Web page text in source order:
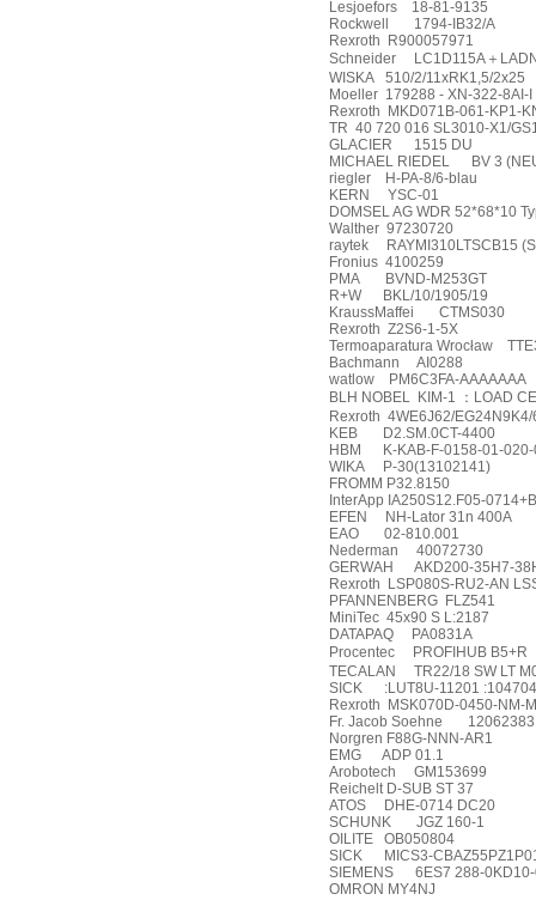
Lesjoefors
18-81-9135
Rockwell
1794-IB32/A
Rexroth
R900057971
Schneider
LC1D115A ＋
WISKA
510/2/11xRK1,5/2x25
Moeller 179288 - XN-322-8AI-I
Rexroth
MKD071B-061-KP1-
TR 40 720 016 SL3010-X1/
GLACIER
1515 DU
MICHAEL RIEDEL
BV 3
riegler
H-PA-8/6-blau
KERN
YSC-01
DOMSEL AG WDR 52*68*10
Walther 97230720
raytek
RAYMI310LTSCB15
Fronius 4100259
PMA
BVND-M253GT
R+W
BKL/10/1905/19
KraussMaffei
CTMS030
Rexroth Z2S6-1-5X
Termoaparatura Wrocław
Bachmann
AI0288
watlow
PM6C3FA-AAAAAAA
BLH NOBEL KIM-1 ： LOAD
Rexroth 4WE6J62/
KEB
D2.SM.0CT-4400
HBM
K-KAB-F-0158-01-
WIKA
P-30(13102141)
FROMM P32.8150
InterApp IA250S12.F05-
EFEN
NH-Lator 31n 400A
EAO
02-810.001
Nederman
40072730
GERWAH
AKD200-35H7-
Rexroth
LSP080S-RU2-AN
PFANNENBERG FLZ541
MiniTec 45x90 S L:2187
DATAPAQ
PA0831A
Procentec
PROFIHUB B5+R
TECALAN
TR22/18 SW LT
SICK
:LUT8U-11201
Rexroth
MSK070D-0450-NM-
Fr. Jacob Soehne
12062383
Norgren F88G-NNN-AR1
EMG
ADP 01.1
Arobotech
GM153699
Reichelt D-SUB ST 37
ATOS
DHE-0714 DC20
SCHUNK
JGZ 160-1
OILITE
OB050804
SICK
MICS3-
SIEMENS
6ES7 288-
OMRON MY4NJ